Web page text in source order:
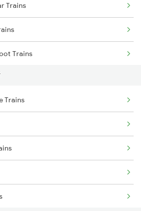
Trains
Trains
Trains
Sone Trains
Trains
Trains
Trains